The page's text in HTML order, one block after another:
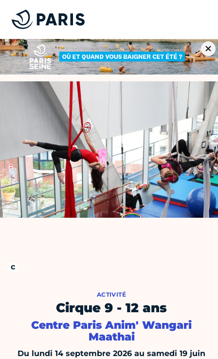
ACTIVITÉ
Cirque 9 - 12 ans
Centre Paris Anim' Wangari
Maathai
Du lundi 14 septembre 2026 au samedi 19 juin